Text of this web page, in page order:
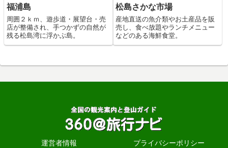
福浦島
周囲２ｋｍ、遊歩道・展望台・売
店が整備され、手つかずの自然が
残る松島湾に浮かぶ島。
松島さかな市場
産地直送の魚介類やお土産品を販
売し、食べ放題やランチメニュー
などのある海鮮食堂。
運営者情報 プライバシーポリシー